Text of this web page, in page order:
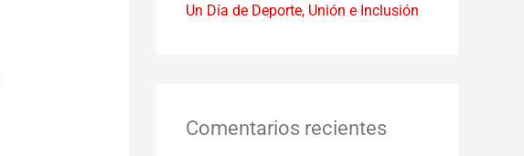
Un Día de Deporte, Unión e Inclusión
Comentarios recientes